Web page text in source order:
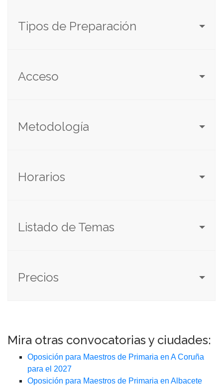
Tipos de Preparación
Acceso
Metodología
Horarios
Listado de Temas
Precios
Mira otras convocatorias y ciudades:
Oposición para Maestros de Primaria en A Coruña
para el 2027
Oposición para Maestros de Primaria en Albacete